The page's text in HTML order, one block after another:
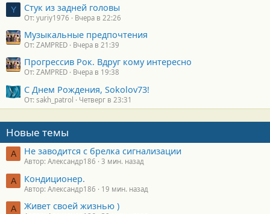
Y Стук из задней головы
От: yuriy1976 Вчера в 22:26
Музыкальные предпочтения
От: ZAMPRED Вчера в 21:39
Прогрессив Рок. Вдруг кому интересно
От: ZAMPRED Вчера в 19:38
С Днем Рождения, Sokolov73!
От: sakh_patrol Четверг в 23:31
Новые темы
А Не заводится с брелка сигнализации
Автор: Александр186 3 мин. назад
А Кондиционер.
Автор: Александр186 19 мин. назад
А Живет своей жизнью )